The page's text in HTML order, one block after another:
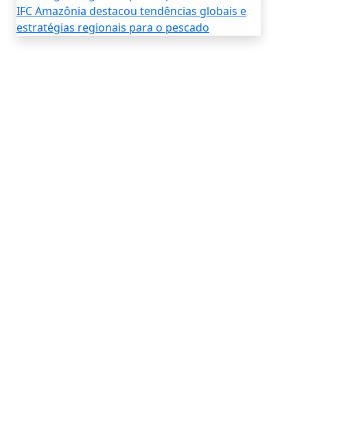
IFC Amazônia destacou tendências globais e
estratégias regionais para o pescado